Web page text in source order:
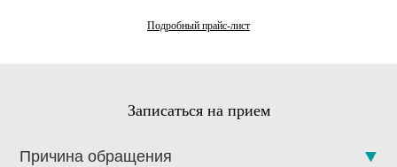
Подробный прайс-лист
Записаться на прием
Причина обращения